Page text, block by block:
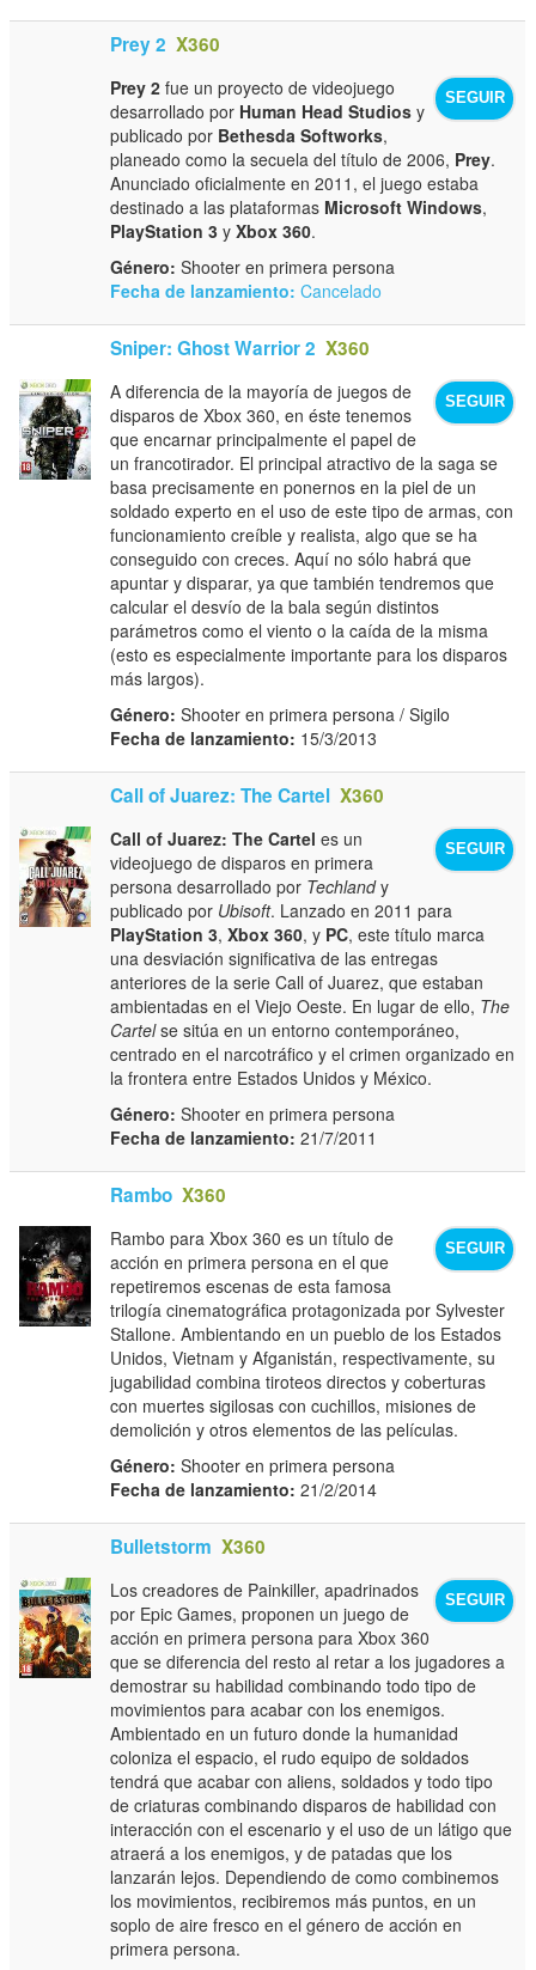
Prey 2 X360
SEGUIR
Prey 2 fue un proyecto de videojuego
desarrollado por Human Head Studios y
publicado por Bethesda Softworks,
planeado como la secuela del título de 2006, Prey.
Anunciado oficialmente en 2011, el juego estaba
destinado a las plataformas Microsoft Windows,
PlayStation 3 yXbox 360.
Género: Shooter en primera persona
Fecha de lanzamiento: Cancelado
Sniper: Ghost Warrior 2 X360
SEGUIR
A diferencia de la mayoría de juegos de
disparos de Xbox 360, en éste tenemos
que encarnar principalmente el papel de
un francotirador. El principal atractivo de la saga se
basa precisamente en ponernos en la piel de un
soldado experto en el uso de este tipo de armas, con
funcionamiento creíble y realista, algo que se ha
conseguido con creces. Aquí no sólo habrá que
apuntar y disparar, ya que también tendremos que
calcular el desvío de la bala según distintos
parámetros como el viento o la caída de la misma
(esto es especialmente importante para los disparos
más largos).
Género: Shooter en primera persona / Sigilo
Fecha de lanzamiento: 15/3/2013
Call of Juarez: The Cartel X360
SEGUIR
Call of Juarez: The Cartel es un
videojuego de disparos en primera
persona desarrollado por Techlandy
publicado por Ubisoft. Lanzado en 2011 para
PlayStation 3,Xbox 360, y PC, este título marca
una desviación significativa de las entregas
anteriores de la serie Call of Juarez, que estaban
ambientadas en el Viejo Oeste. En lugar de ello, The
Cartelse sitúa en un entorno contemporáneo,
centrado en el narcotráfico y el crimen organizado en
la frontera entre Estados Unidos y México.
Género: Shooter en primera persona
Fecha de lanzamiento: 21/7/2011
Rambo X360
SEGUIR
Rambo para Xbox 360 es un título de
acción en primera persona en el que
repetiremos escenas de esta famosa
trilogía cinematográfica protagonizada por Sylvester
Stallone. Ambientando en un pueblo de los Estados
Unidos, Vietnam y Afganistán, respectivamente, su
jugabilidad combina tiroteos directos y coberturas
con muertes sigilosas con cuchillos, misiones de
demolición y otros elementos de las películas.
Género: Shooter en primera persona
Fecha de lanzamiento: 21/2/2014
Bulletstorm X360
SEGUIR
Los creadores de Painkiller, apadrinados
por Epic Games, proponen un juego de
acción en primera persona para Xbox 360
que se diferencia del resto al retar a los jugadores a
demostrar su habilidad combinando todo tipo de
movimientos para acabar con los enemigos.
Ambientado en un futuro donde la humanidad
coloniza el espacio, el rudo equipo de soldados
tendrá que acabar con aliens, soldados y todo tipo
de criaturas combinando disparos de habilidad con
interacción con el escenario y el uso de un látigo que
atraerá a los enemigos, y de patadas que los
lanzarán lejos. Dependiendo de como combinemos
los movimientos, recibiremos más puntos, en un
soplo de aire fresco en el género de acción en
primera persona.